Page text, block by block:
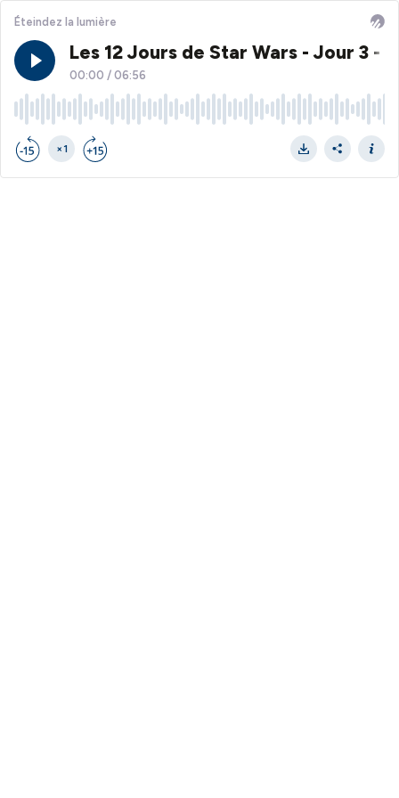
Éteindez la lumière
Les 12 Jours de Star Wars - Jour 3 -
00:00 / 06:56
×1